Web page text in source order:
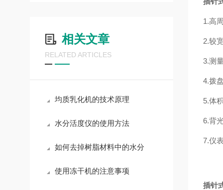
相关文章
RELATED ARTICLES
均质乳化机的技术原理
水分活度仪的使用方法
如何去掉树脂材料中的水分
使用冻干机的注意事项
1.高
2.较
3.测
4.拨
5.体
6.背
7.仪
插针